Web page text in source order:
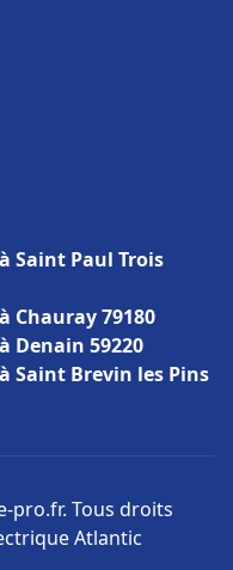
Saint Paul Trois
Chauray 79180
Denain 59220
Saint Brevin les Pins
pro.fr. Tous droits
Atlantic